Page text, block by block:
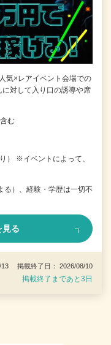
気×レアイベント会場での
対して入り口の誘導や席
む
） ※イベントによって、
る）、経験・学歴は一切不
見る
13 掲載終了日： 2026/08/10
掲載終了まであと3日